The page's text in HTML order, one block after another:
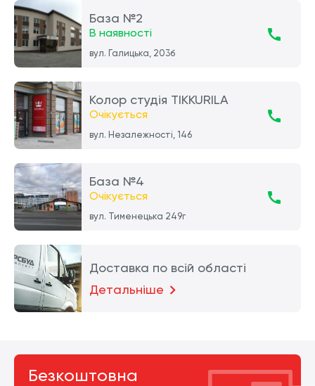
База №2
В наявності
вул. Галицька, 203б
Колор студія TIKKURILA
Очікується
вул. Незалежності, 146
База №4
Очікується
вул. Тименецька 249г
Доставка по всій області
Детальніше
Безкоштовна